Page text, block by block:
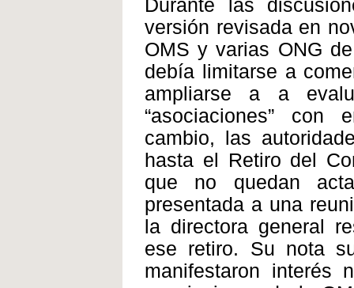
Durante las
versión revisada en
OMS y varias ONG
debía limitarse a
ampliarse a a
“asociaciones” con
cambio, las
hasta el Retiro del
que no quedan
presentada a una
la directora general
ese retiro. Su nota
manifestaron interés